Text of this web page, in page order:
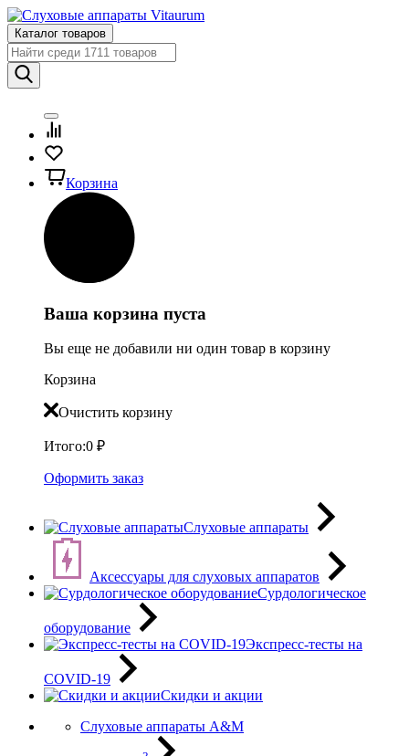
Каталог товаров
Корзина
Ваша корзина пуста
Вы еще не добавили ни один товар в корзину
Корзина
Очистить корзину
Итого:0 ₽
Оформить заказ
Слуховые аппараты
Аксессуары для слуховых аппаратов
Сурдологическое
оборудование
Экспресс-тесты на
COVID-19
Скидки и акции
Слуховые аппараты A&M